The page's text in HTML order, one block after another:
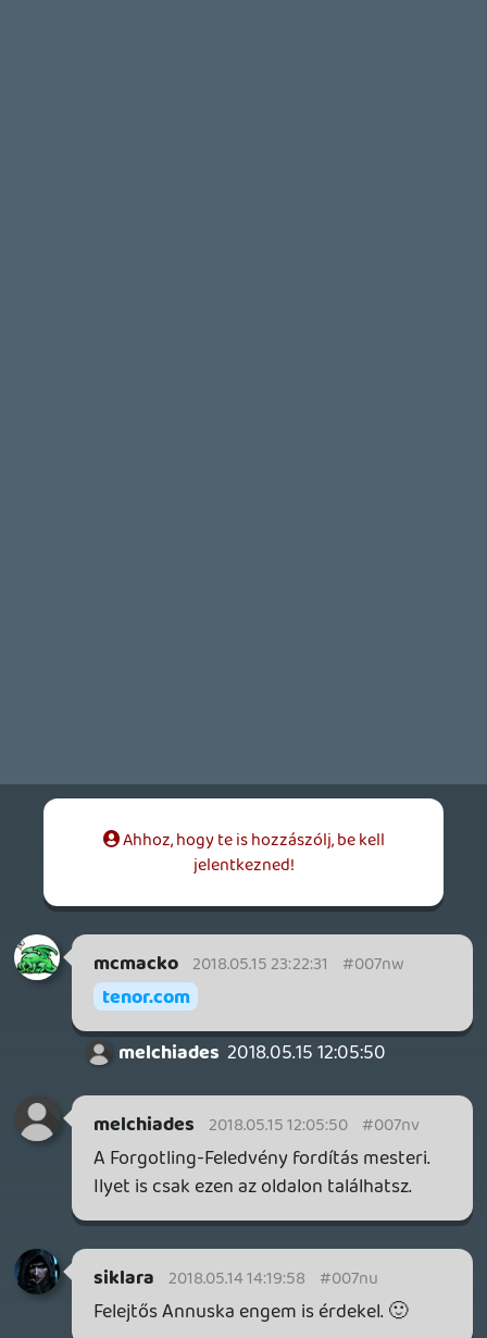
megvan, ami a sikerhez kell, ez az összkép azonban
becsapós.
MEGJELENÉSI DÁTUMOK NAPJA – EZ TÖRTÉNT SZERDÁN
Endless Vault, Fallen Tear: The Ascension.
1 napja
CORSAIR CLIPPER PRO MINI 60 - KICSI, DE ERŐS
FIRE EMBLEM: FORTUNE'S WEAVE DIRECT, MAFIA: THE OLD
COUNTRY DLC – EZ TÖRTÉNT KEDDEN
Továbbá: Crimson Moon, The Walking Dead: Streets of
Survival, Endless Legend II.
GAME PASS: AUGUSZTUS ELSŐ HETEI
A Beast of Reincarnation premier árnyékában ezúttal
inkább a Premium előfizetők könyvtára növekedik majd
a következő néhány napban.